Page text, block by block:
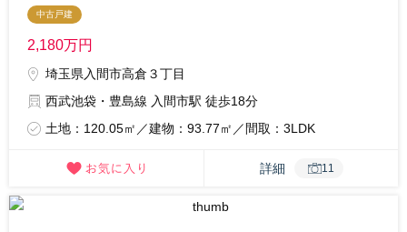
中古戸建
2,180万円
埼玉県入間市高倉３丁目
西武池袋・豊島線 入間市駅 徒歩18分
土地：120.05㎡／建物：93.77㎡／間取：3LDK
詳細 11